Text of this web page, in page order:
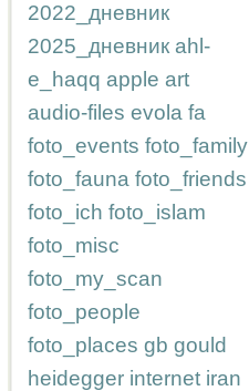
2022_дневник
2025_дневник ahl-
e_haqq apple art
audio-files evola fa
foto_events foto_family
foto_fauna foto_friends
foto_ich foto_islam
foto_misc
foto_my_scan
foto_people
foto_places gb gould
heidegger internet iran